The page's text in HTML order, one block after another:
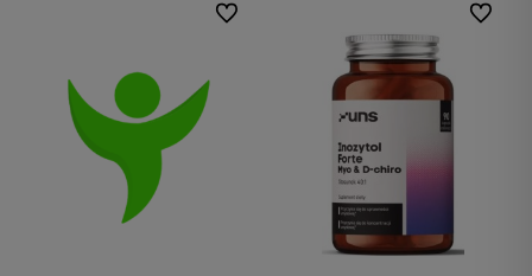
Do ulubionych Do